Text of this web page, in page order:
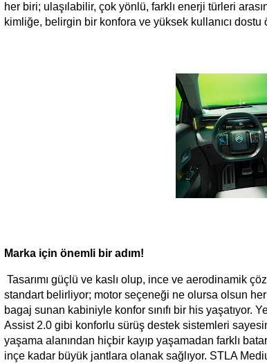
her biri; ulaşılabilir, çok yönlü, farklı enerji türleri
kimliğe, belirgin bir konfora ve yüksek kullanıcı
Marka için önemli bir adım!
Tasarımı güçlü ve kaslı olup, ince ve aerodinamik
standart belirliyor; motor seçeneği ne olursa olsun
bagaj sunan kabiniyle konfor sınıfı bir his
Assist 2.0 gibi konforlu sürüş destek sistemleri
yaşama alanından hiçbir kayıp yaşamadan farklı
inçe kadar büyük jantlara olanak sağlıyor. STLA